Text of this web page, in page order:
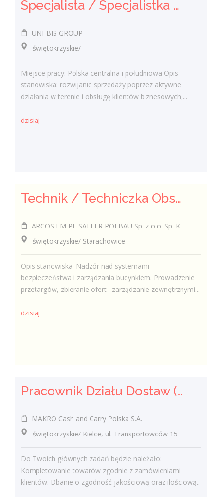
Specjalista / Specjalistka ds. sprzedaży rozwiązań technicznych
UNI-BIS GROUP
świętokrzyskie/
Miejsce pracy: Polska centralna i południowa Opis
stanowiska: rozwijanie sprzedaży poprzez aktywne
działania w terenie i obsługę klientów biznesowych,...
dzisiaj
Technik / Techniczka Obsługi Budynku
ARCOS FM PL SALLER POLBAU Sp. z o.o. Sp. K
świętokrzyskie/ Starachowice
Opis stanowiska: Nadzór nad systemami
bezpieczeństwa i zarządzania budynkiem. Prowadzenie
przetargów, zbieranie ofert i zarządzanie zewnętrznymi...
dzisiaj
Pracownik Działu Dostaw (K/M)
MAKRO Cash and Carry Polska S.A.
świętokrzyskie/ Kielce, ul. Transportowców 15
Do Twoich głównych zadań będzie należało:
Kompletowanie towarów zgodnie z zamówieniami
klientów. Dbanie o zgodność jakościową oraz ilościową...